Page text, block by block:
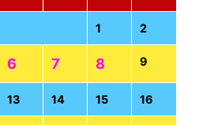
1 2
6 7 8 9
13 14 15 16